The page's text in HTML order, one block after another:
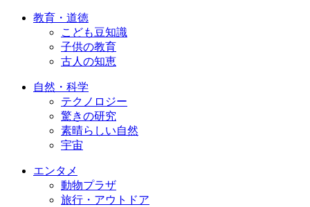
教育・道徳
こども豆知識
子供の教育
古人の知恵
自然・科学
テクノロジー
驚きの研究
素晴らしい自然
宇宙
エンタメ
動物プラザ
旅行・アウトドア